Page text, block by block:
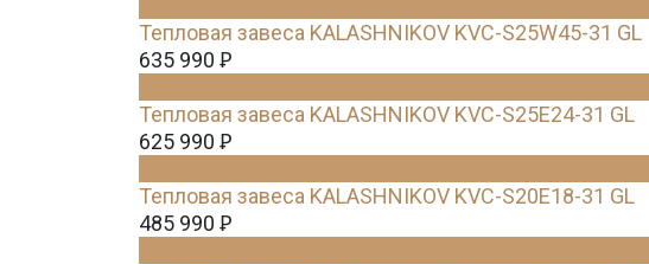
Тепловая завеса KALASHNIKOV KVC-S25W45-31 GL
635 990 Ꝑ
Тепловая завеса KALASHNIKOV KVC-S25E24-31 GL
625 990 Ꝑ
Тепловая завеса KALASHNIKOV KVC-S20E18-31 GL
485 990 Ꝑ